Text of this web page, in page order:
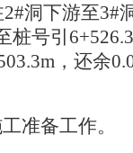
洞下游至3#
桩号引
，还余
准备工作。